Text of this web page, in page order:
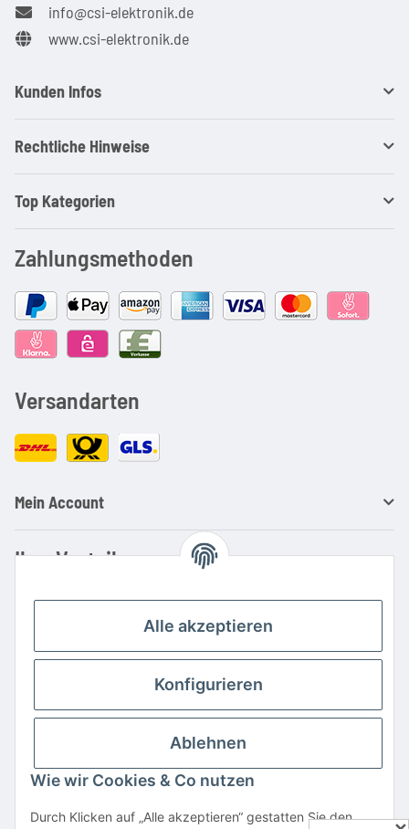
info@csi-elektronik.de
www.csi-elektronik.de
Kunden Infos
Rechtliche Hinweise
Top Kategorien
Zahlungsmethoden
Versandarten
Mein Account
Ihre Vorteile
Kauf auf Rechnung
Große Auswahl an Netzteilen und Ladegeräten
Schnelle Lieferung
Hohe Lagerverfügbarkeit
Vertrag widerrufen
Alle akzeptieren
Konfigurieren
Ablehnen
Wie wir Cookies & Co nutzen
Durch Klicken auf „Alle akzeptieren“ gestatten Sie den